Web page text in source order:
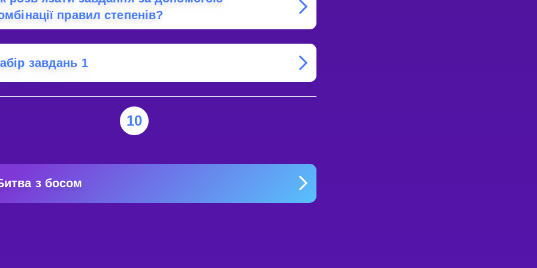
правил степенів?
завдань 1
10
з босом